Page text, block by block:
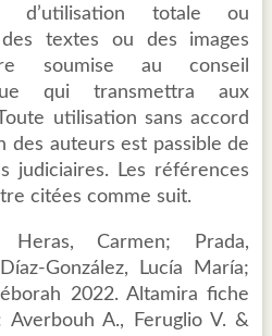
d’utilisation totale ou
textes ou des images
soumise au conseil
qui transmettra aux
utilisation sans accord
des auteurs est passible de
judiciaires. Les références
citées comme suit.
Carmen; Prada,
González, Lucía María;
2022. Altamira fiche
Averbouh A., Feruglio V. &